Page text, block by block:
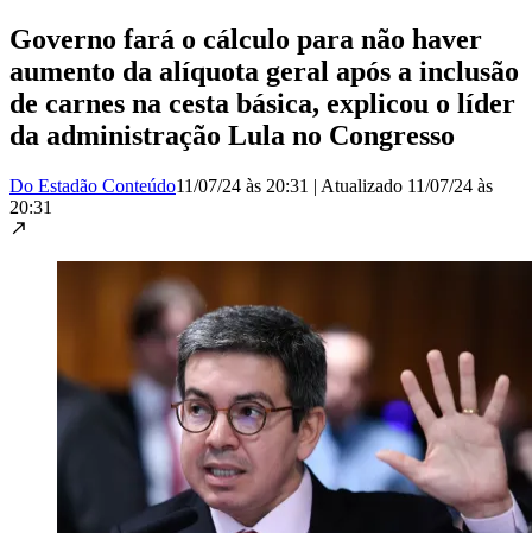
Governo fará o cálculo para não haver
aumento da alíquota geral após a inclusão
de carnes na cesta básica, explicou o líder
da administração Lula no Congresso
Do Estadão Conteúdo11/07/24 às 20:31 | Atualizado 11/07/24 às
20:31